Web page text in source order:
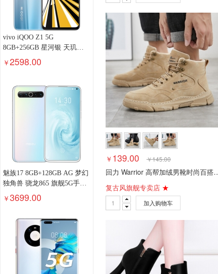
vivo iQOO Z1 5G
8GB+256GB 星河银 天玑
1000Plus旗舰芯片 144Hz竞速
￥2598.00
魅族17 8GB+128GB AG 梦幻
独角兽 骁龙865 旗舰5G手机
30W快充 6400W后置主摄
￥3699.00
￥ 139.00 ￥145.00
回力 Warrior 高帮加绒男靴时
复古风旗舰专卖店 ★
加入购物车